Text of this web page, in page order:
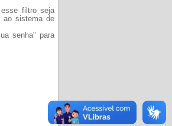
filtro seja
ao sistema de
senha" para